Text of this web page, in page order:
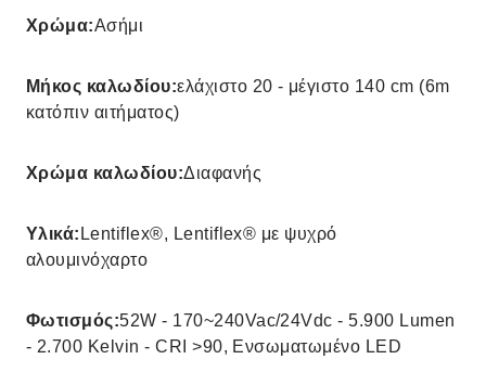
Χρώμα:Ασήμι
Μήκος καλωδίου:ελάχιστο 20 - μέγιστο 140 cm (6m
κατόπιν αιτήματος)
Χρώμα καλωδίου:Διαφανής
Υλικά: Lentiflex®, Lentiflex® με ψυχρό
αλουμινόχαρτο
Φωτισμός:52W - 170~240Vac/24Vdc - 5.900 Lumen
- 2.700 Kelvin - CRI >90, Ενσωματωμένο LED